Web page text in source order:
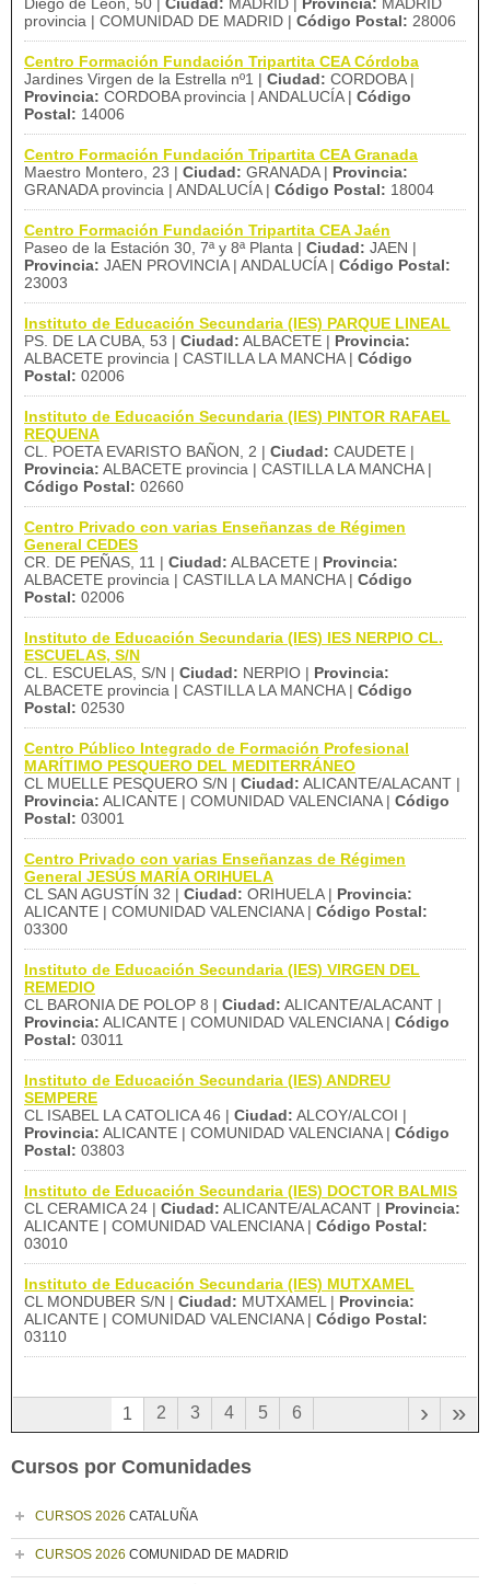
provincia | COMUNIDAD DE MADRID | Código Postal: 28006
Centro Formación Fundación Tripartita CEA Córdoba
Jardines Virgen de la Estrella nº1 | Ciudad: CORDOBA |
Provincia: CORDOBA provincia | ANDALUCÍA | Código
Postal: 14006
Centro Formación Fundación Tripartita CEA Granada
Maestro Montero, 23 | Ciudad: GRANADA | Provincia:
GRANADA provincia | ANDALUCÍA | Código Postal: 18004
Centro Formación Fundación Tripartita CEA Jaén
Paseo de la Estación 30, 7ª y 8ª Planta | Ciudad: JAEN |
Provincia: JAEN PROVINCIA | ANDALUCÍA | Código Postal:
23003
Instituto de Educación Secundaria (IES) PARQUE LINEAL
PS. DE LA CUBA, 53 | Ciudad: ALBACETE | Provincia:
ALBACETE provincia | CASTILLA LA MANCHA | Código
Postal: 02006
Instituto de Educación Secundaria (IES) PINTOR RAFAEL
REQUENA
CL. POETA EVARISTO BAÑON, 2 | Ciudad: CAUDETE |
Provincia: ALBACETE provincia | CASTILLA LA MANCHA |
Código Postal: 02660
Centro Privado con varias Enseñanzas de Régimen
General CEDES
CR. DE PEÑAS, 11 | Ciudad: ALBACETE | Provincia:
ALBACETE provincia | CASTILLA LA MANCHA | Código
Postal: 02006
Instituto de Educación Secundaria (IES) IES NERPIO CL.
ESCUELAS, S/N
CL. ESCUELAS, S/N | Ciudad: NERPIO | Provincia:
ALBACETE provincia | CASTILLA LA MANCHA | Código
Postal: 02530
Centro Público Integrado de Formación Profesional
MARÍTIMO PESQUERO DEL MEDITERRÁNEO
CL MUELLE PESQUERO S/N | Ciudad: ALICANTE/ALACANT |
Provincia: ALICANTE | COMUNIDAD VALENCIANA | Código
Postal: 03001
Centro Privado con varias Enseñanzas de Régimen
General JESÚS MARÍA ORIHUELA
CL SAN AGUSTÍN 32 | Ciudad: ORIHUELA | Provincia:
ALICANTE | COMUNIDAD VALENCIANA | Código Postal:
03300
Instituto de Educación Secundaria (IES) VIRGEN DEL
REMEDIO
CL BARONIA DE POLOP 8 | Ciudad: ALICANTE/ALACANT |
Provincia: ALICANTE | COMUNIDAD VALENCIANA | Código
Postal: 03011
Instituto de Educación Secundaria (IES) ANDREU
SEMPERE
CL ISABEL LA CATOLICA 46 | Ciudad: ALCOY/ALCOI |
Provincia: ALICANTE | COMUNIDAD VALENCIANA | Código
Postal: 03803
Instituto de Educación Secundaria (IES) DOCTOR BALMIS
CL CERAMICA 24 | Ciudad: ALICANTE/ALACANT | Provincia:
ALICANTE | COMUNIDAD VALENCIANA | Código Postal:
03010
Instituto de Educación Secundaria (IES) MUTXAMEL
CL MONDUBER S/N | Ciudad: MUTXAMEL | Provincia:
ALICANTE | COMUNIDAD VALENCIANA | Código Postal:
03110
1 2 3 4 5 6 »
›
Cursos por Comunidades
CURSOS 2026 CATALUÑA
CURSOS 2026 COMUNIDAD DE MADRID